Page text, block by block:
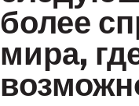
более
мира,